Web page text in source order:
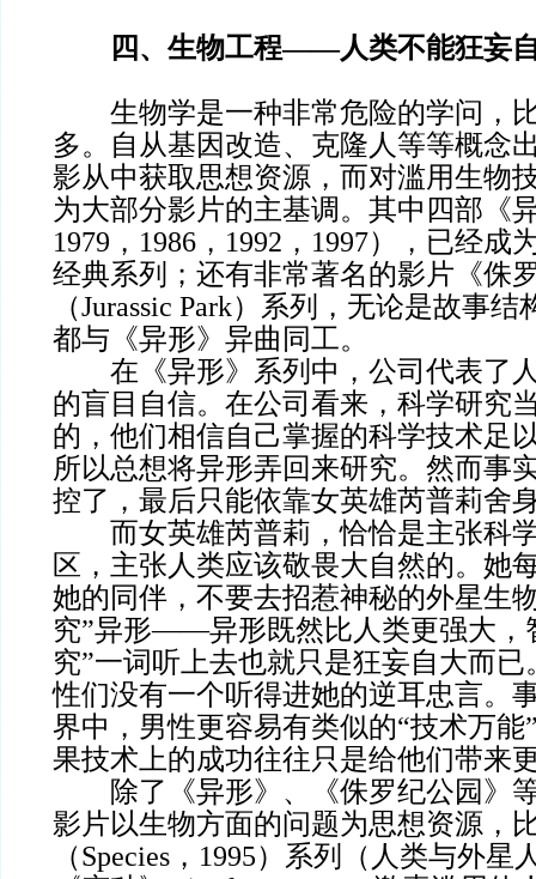
四、生物工程——人类不能狂妄
生物学是一种非常危险的学问，
多。自从基因改造、克隆人等等概念
影从中获取思想资源，而对滥用生物
为大部分影片的主基调。其中四部《
1979，1986，1992，1997），已经成
经典系列；还有非常著名的影片《侏
（Jurassic Park）系列，无论是故事
都与《异形》异曲同工。
在《异形》系列中，公司代表了
的盲目自信。在公司看来，科学研究
的，他们相信自己掌握的科学技术足
所以总想将异形弄回来研究。然而事
控了，最后只能依靠女英雄芮普莉舍
而女英雄芮普莉，恰恰是主张科
区，主张人类应该敬畏大自然的。她
她的同伴，不要去招惹神秘的外星生
究”异形——异形既然比人类更强大，
究”一词听上去也就只是狂妄自大而
性们没有一个听得进她的逆耳忠言。
界中，男性更容易有类似的“技术万能
果技术上的成功往往只是给他们带来
除了《异形》、《侏罗纪公园》
影片以生物方面的问题为思想资源，
（Species，1995）系列（人类与外星